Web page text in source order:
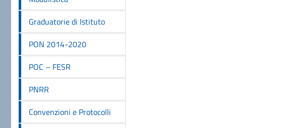
Graduatorie di Istituto
PON 2014-2020
POC – FESR
PNRR
Convenzioni e Protocolli